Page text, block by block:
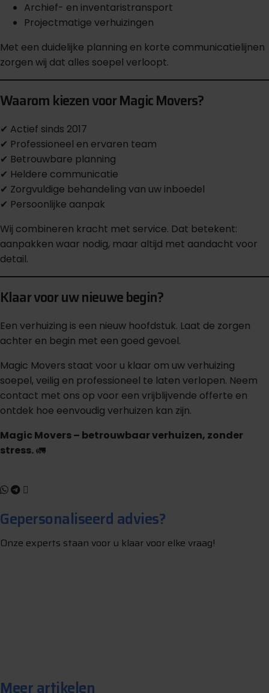
Archief- en inventaristransport
Projectmatige verhuizingen
Met een duidelijke planning en korte communicatielijnen
zorgen wij dat alles soepel verloopt.
Waarom kiezen voor Magic Movers?
✔ Actief sinds 2017
✔ Professioneel en ervaren team
✔ Betrouwbare planning
✔ Heldere communicatie
✔ Zorgvuldige behandeling van uw inboedel
✔ Persoonlijke aanpak
Wij combineren kracht met service. Dat betekent:
aanpakken waar nodig, maar altijd met aandacht voor
detail.
Klaar voor uw nieuwe begin?
Een verhuizing is een nieuw hoofdstuk. Laat de zorgen
achter en begin met een goed gevoel.
Magic Movers staat voor u klaar om uw verhuizing
soepel, veilig en professioneel te laten verlopen. Neem
contact met ons op voor een vrijblijvende offerte en
ontdek hoe eenvoudig verhuizen kan zijn.
Magic Movers – betrouwbaar verhuizen, zonder
stress.🚛
Gepersonaliseerd advies?
Onze experts staan voor u klaar voor elke vraag!
Meer artikelen